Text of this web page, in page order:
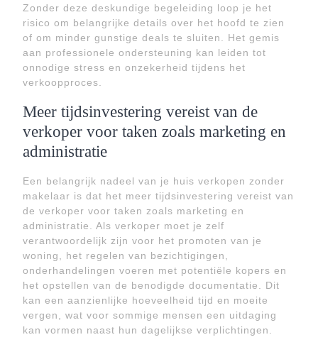
Zonder deze deskundige begeleiding loop je het
risico om belangrijke details over het hoofd te zien
of om minder gunstige deals te sluiten. Het gemis
aan professionele ondersteuning kan leiden tot
onnodige stress en onzekerheid tijdens het
verkoopproces.
Meer tijdsinvestering vereist van de
verkoper voor taken zoals marketing en
administratie
Een belangrijk nadeel van je huis verkopen zonder
makelaar is dat het meer tijdsinvestering vereist van
de verkoper voor taken zoals marketing en
administratie. Als verkoper moet je zelf
verantwoordelijk zijn voor het promoten van je
woning, het regelen van bezichtigingen,
onderhandelingen voeren met potentiële kopers en
het opstellen van de benodigde documentatie. Dit
kan een aanzienlijke hoeveelheid tijd en moeite
vergen, wat voor sommige mensen een uitdaging
kan vormen naast hun dagelijkse verplichtingen.